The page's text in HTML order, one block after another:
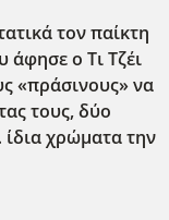
τον παίκτη
άφησε ο Τι Τζέι
«πράσινους» να
τους, δύο
χρώματα την